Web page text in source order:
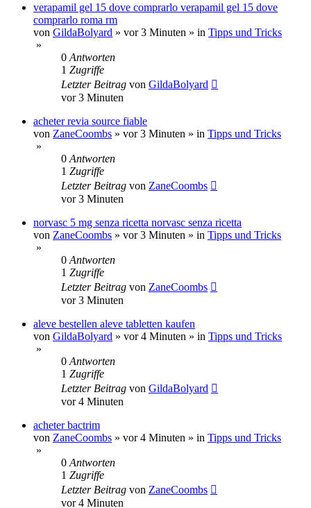
verapamil gel 15 dove comprarlo verapamil gel 15 dove
comprarlo roma rm
von GildaBolyard » vor 3 Minuten » in Tipps und Tricks
»
0 Antworten
1 Zugriffe
Letzter Beitrag von GildaBolyard
vor 3 Minuten
acheter revia source fiable
von ZaneCoombs » vor 3 Minuten » in Tipps und Tricks
»
0 Antworten
1 Zugriffe
Letzter Beitrag von ZaneCoombs
vor 3 Minuten
norvasc 5 mg senza ricetta norvasc senza ricetta
von ZaneCoombs » vor 3 Minuten » in Tipps und Tricks
»
0 Antworten
1 Zugriffe
Letzter Beitrag von ZaneCoombs
vor 3 Minuten
aleve bestellen aleve tabletten kaufen
von GildaBolyard » vor 4 Minuten » in Tipps und Tricks
»
0 Antworten
1 Zugriffe
Letzter Beitrag von GildaBolyard
vor 4 Minuten
acheter bactrim
von ZaneCoombs » vor 4 Minuten » in Tipps und Tricks
»
0 Antworten
1 Zugriffe
Letzter Beitrag von ZaneCoombs
vor 4 Minuten